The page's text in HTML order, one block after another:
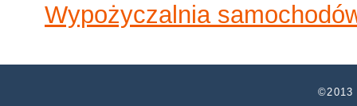
Wypożyczalnia
©2013